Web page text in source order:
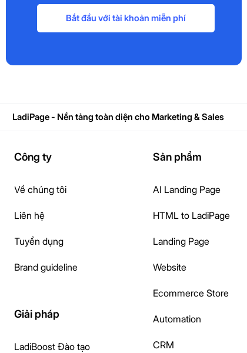
Bắt đầu với tài khoản miễn phí
LadiPage - Nền tảng toàn diện cho Marketing & Sales
Công ty
Về chúng tôi
Liên hệ
Tuyển dụng
Brand guideline
Sản phẩm
AI Landing Page
HTML to LadiPage
Landing Page
Website
Ecommerce Store
Automation
CRM
Giải pháp
LadiBoost Đào tạo